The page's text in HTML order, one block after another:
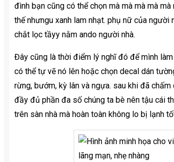
đình bạn cũng có thể chọn mà mà mà mà
thế nhưngu xanh lam nhạt. phụ nữ của
chắt lọc tầyy nằm ando người nhà.
Đây cũng là thời điểm lý nghĩ đó để mình
có thể tự vẽ nó lên hoặc chọn decal dán
rừng, bướm, kỳ lân và ngựa. sau khi đã
đầy đủ phần đa số chúng ta bè nên tậu cái
trên sàn nhà mà hoàn toàn không lo bị lạnh